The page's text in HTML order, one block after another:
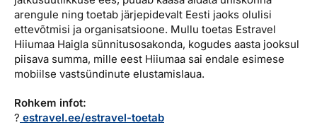
arengule ning toetab järjepidevalt Eesti jaoks olulisi
ettevõtmisi ja organisatsioone. Mullu toetas Estravel
Hiiumaa Haigla sünnitusosakonda, kogudes aasta jooksul
piisava summa, mille eest Hiiumaa sai endale esimese
mobiilse vastsündinute elustamislaua.
Rohkem infot:
? estravel.ee/estravel-toetab